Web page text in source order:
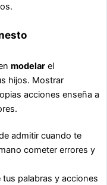
modelar el
hijos. Mostrar
acciones enseña a
admitir cuando te
cometer errores y
tus palabras y acciones